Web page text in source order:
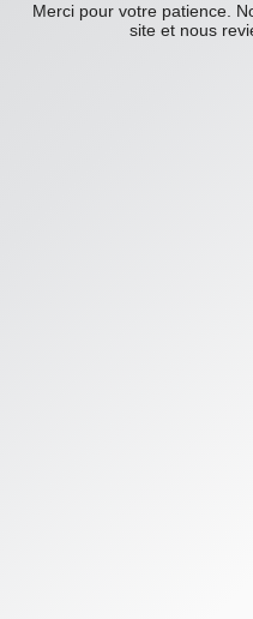
Merci pour votre patience.
site et nous